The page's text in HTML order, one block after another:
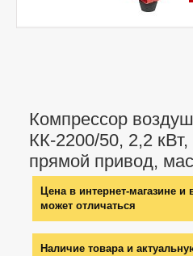
Компрессор
КК-2200/50, 2,2
прямой привод,
Цена в интернет-магазине и
может отличаться
Наличие товара и